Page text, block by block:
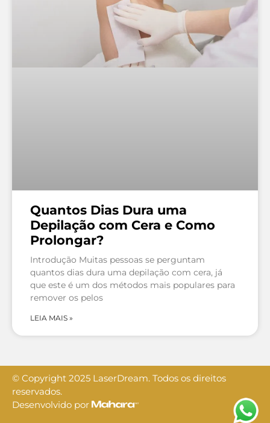
Quantos Dias Dura uma
Depilação com Cera e Como
Prolongar?
Introdução Muitas pessoas se perguntam
quantos dias dura uma depilação com cera, já
que este é um dos métodos mais populares para
remover os pelos
LEIA MAIS »
© Copyright 2025 LaserDream. Todos os direitos
reservados.
Desenvolvido por